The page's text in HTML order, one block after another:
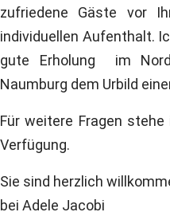
zufriedene Gäste vor
individuellen Aufenthalt.
gute Erholung
im
Naumburg dem Urbild
Für weitere Fragen
Verfügung.
Sie sind herzlich
bei Adele Jacobi